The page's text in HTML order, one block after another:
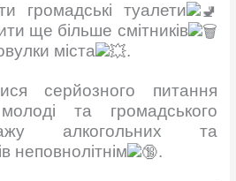
громадські туалети
ще більше смітників
міста
.
серйозного питання
та громадського
алкогольних та
неповнолітнім
.